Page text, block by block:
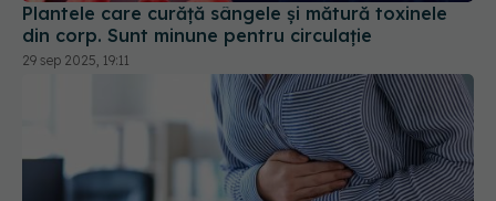
Plantele care curăță sângele și mătură toxinele
din corp. Sunt minune pentru circulație
29 sep 2025, 19:11